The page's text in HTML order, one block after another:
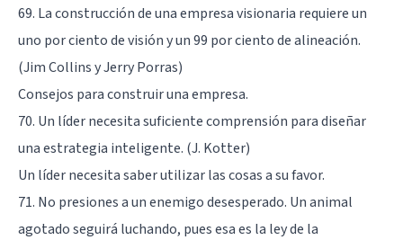
69. La construcción de una empresa visionaria requiere un
uno por ciento de visión y un 99 por ciento de alineación.
(Jim Collins y Jerry Porras)
Consejos para construir una empresa.
70. Un líder necesita suficiente comprensión para diseñar
una estrategia inteligente. (J. Kotter)
Un líder necesita saber utilizar las cosas a su favor.
71. No presiones a un enemigo desesperado. Un animal
agotado seguirá luchando, pues esa es la ley de la